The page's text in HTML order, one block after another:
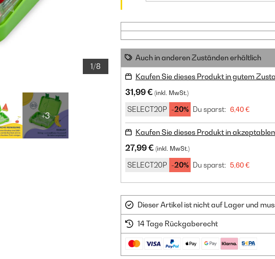
1/8
+3
Auch in anderen Zuständen erhältlich
Kaufen Sie dieses Produkt in gutem
31,99 € (inkl. MwSt.)
SELECT20P -20% Du sparst: 6,40 €
Kaufen Sie dieses Produkt in
27,99 € (inkl. MwSt.)
SELECT20P -20% Du sparst: 5,60 €
Dieser Artikel ist nicht auf Lager und
14 Tage Rückgaberecht